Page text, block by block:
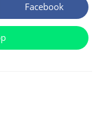
Se
abre
en
ventana
Facebook